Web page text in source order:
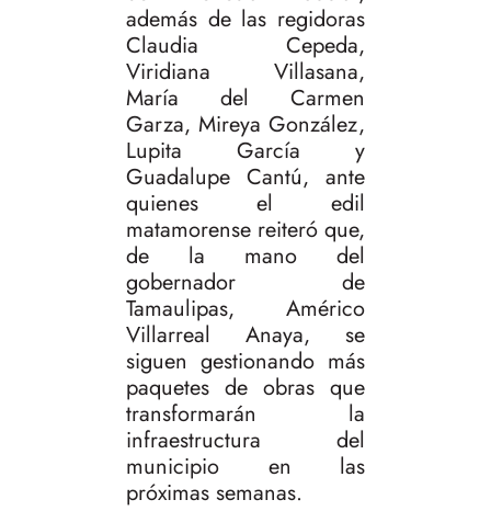
además de las regidoras
Claudia Cepeda,
Viridiana Villasana,
María del Carmen
Garza, Mireya González,
Lupita García y
Guadalupe Cantú, ante
quienes el edil
matamorense reiteró que,
de la mano del
gobernador de
Tamaulipas, Américo
Villarreal Anaya, se
siguen gestionando más
paquetes de obras que
transformarán la
infraestructura del
municipio en las
próximas semanas.